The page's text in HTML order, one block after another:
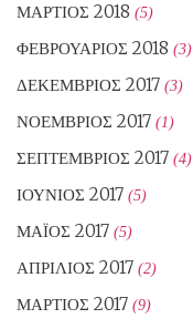
ΜΆΡΤΙΟΣ 2018 (5)
ΦΕΒΡΟΥΆΡΙΟΣ 2018 (3)
ΔΕΚΈΜΒΡΙΟΣ 2017 (3)
ΝΟΈΜΒΡΙΟΣ 2017 (1)
ΣΕΠΤΈΜΒΡΙΟΣ 2017 (4)
ΙΟΎΝΙΟΣ 2017 (5)
ΜΆΙΟΣ 2017 (5)
ΑΠΡΊΛΙΟΣ 2017 (2)
ΜΆΡΤΙΟΣ 2017 (9)